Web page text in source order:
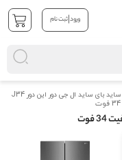
ورود|ثبت نام
یخچال ساید بای ساید ال جی دور این دور J34